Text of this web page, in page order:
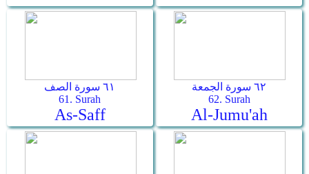
٦١ سورة الصف
61. Surah
As-Saff
٦٢ سورة الجمعة
62. Surah
Al-Jumu'ah